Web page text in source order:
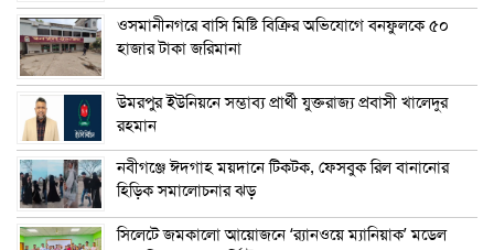
ওসমানীনগরে বাসি মিষ্টি বিক্রির অভিযোগে বনফুলকে ৫০
হাজার টাকা জরিমানা
উমরপুর ইউনিয়নে সম্ভাব্য প্রার্থী যুক্তরাজ্য প্রবাসী খালেদুর
রহমান
নবীগঞ্জে ঈদগাহ ময়দানে টিকটক, ফেসবুক রিল বানানোর
হিড়িক সমালোচনার ঝড়
সিলেটে জমকালো আয়োজনে ‘র‍্যানওয়ে ম্যানিয়াক’ মডেল